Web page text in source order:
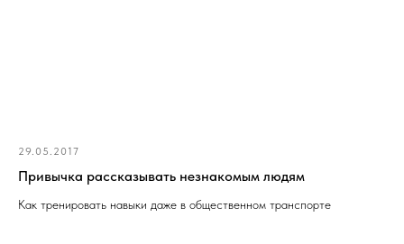
29.05.2017
Привычка рассказывать незнакомым людям
Как тренировать навыки даже в общественном транспорте